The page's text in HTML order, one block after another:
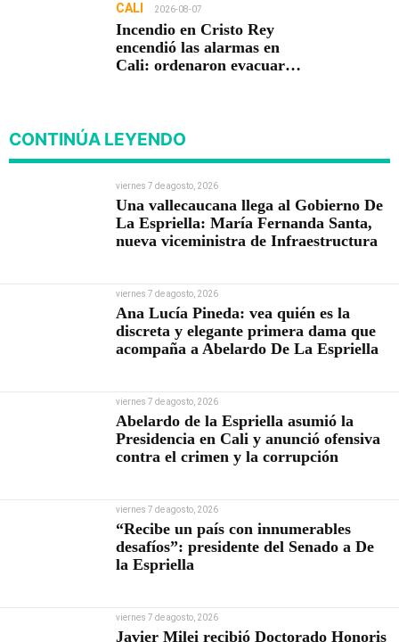
CALI 2026-08-07
Incendio en Cristo Rey
encendió las alarmas en
Cali: ordenaron evacuar
CONTINÚA LEYENDO
viernes 7 de agosto, 2026
Una vallecaucana llega al Gobierno De
La Espriella: María Fernanda Santa,
nueva viceministra de Infraestructura
viernes 7 de agosto, 2026
Ana Lucía Pineda: vea quién es la
discreta y elegante primera dama que
acompaña a Abelardo De La Espriella
viernes 7 de agosto, 2026
Abelardo de la Espriella asumió la
Presidencia en Cali y anunció ofensiva
contra el crimen y la corrupción
viernes 7 de agosto, 2026
“Recibe un país con innumerables
desafíos”: presidente del Senado a De
la Espriella
viernes 7 de agosto, 2026
Javier Milei recibió Doctorado Honoris